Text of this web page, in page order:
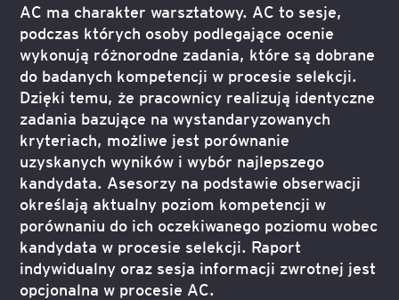
AC ma charakter warsztatowy. AC to sesje,
podczas których osoby podlegające ocenie
wykonują różnorodne zadania, które są dobrane
do badanych kompetencji w procesie selekcji.
Dzięki temu, że pracownicy realizują identyczne
zadania bazujące na wystandaryzowanych
kryteriach, możliwe jest porównanie
uzyskanych wyników i wybór najlepszego
kandydata. Asesorzy na podstawie obserwacji
określają aktualny poziom kompetencji w
porównaniu do ich oczekiwanego poziomu wobec
kandydata w procesie selekcji. Raport
indywidualny oraz sesja informacji zwrotnej jest
opcjonalna w procesie AC.